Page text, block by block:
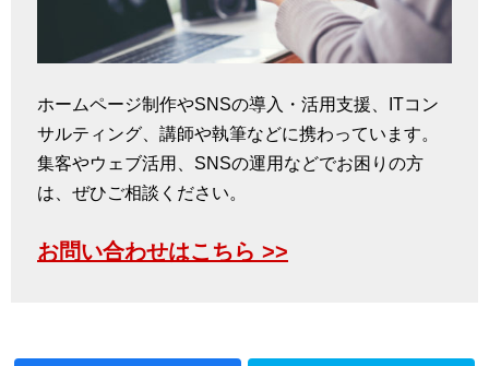
ホームページ制作やSNSの導入・活用支援、ITコン
サルティング、講師や執筆などに携わっています。
集客やウェブ活用、SNSの運用などでお困りの方
は、ぜひご相談ください。
お問い合わせはこちら >>